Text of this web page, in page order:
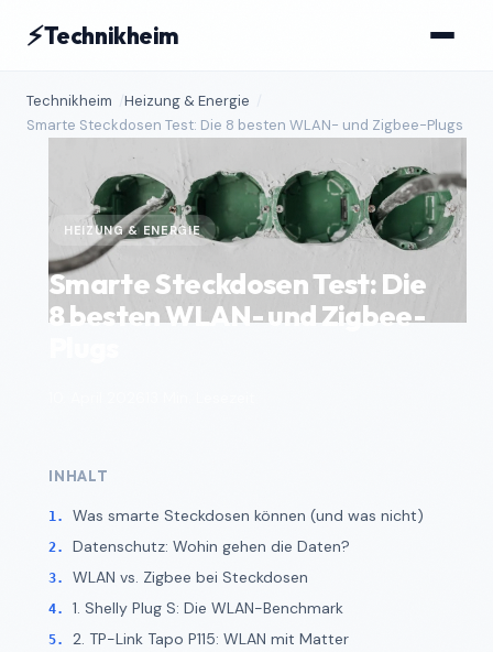
⚡Technikheim
Technikheim
Heizung & Energie
Smarte Steckdosen Test: Die 8 besten WLAN- und Zigbee-Plugs
HEIZUNG & ENERGIE
Smarte Steckdosen Test: Die
8 besten WLAN- und Zigbee-
INHALT
Was smarte Steckdosen können (und was nicht)
Datenschutz: Wohin gehen die Daten?
WLAN vs. Zigbee bei Steckdosen
1. Shelly Plug S: Die WLAN-Benchmark
2. TP-Link Tapo P115: WLAN mit Matter